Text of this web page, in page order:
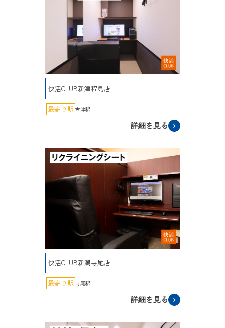
快活CLUB新津程島店
最寄り駅 古津駅
詳細を見る
快活CLUB新潟寺尾店
最寄り駅 寺尾駅
詳細を見る